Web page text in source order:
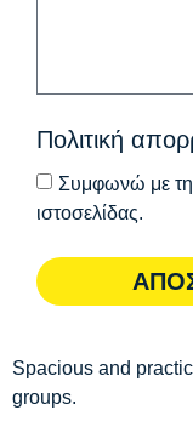
Πολιτική
Συμφωνώ με
ιστοσελίδας.
Spacious and
groups.